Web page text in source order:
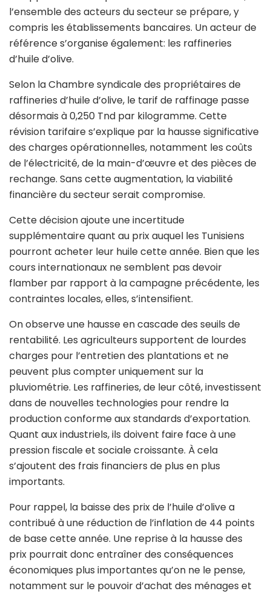
l’ensemble des acteurs du secteur se prépare, y
compris les établissements bancaires. Un acteur de
référence s’organise également: les raffineries
d’huile d’olive.
Selon la Chambre syndicale des propriétaires de
raffineries d’huile d’olive, le tarif de raffinage passe
désormais à 0,250 Tnd par kilogramme. Cette
révision tarifaire s’explique par la hausse significative
des charges opérationnelles, notamment les coûts
de l’électricité, de la main-d’œuvre et des pièces de
rechange. Sans cette augmentation, la viabilité
financière du secteur serait compromise.
Cette décision ajoute une incertitude
supplémentaire quant au prix auquel les Tunisiens
pourront acheter leur huile cette année. Bien que les
cours internationaux ne semblent pas devoir
flamber par rapport à la campagne précédente, les
contraintes locales, elles, s’intensifient.
On observe une hausse en cascade des seuils de
rentabilité. Les agriculteurs supportent de lourdes
charges pour l’entretien des plantations et ne
peuvent plus compter uniquement sur la
pluviométrie. Les raffineries, de leur côté, investissent
dans de nouvelles technologies pour rendre la
production conforme aux standards d’exportation.
Quant aux industriels, ils doivent faire face à une
pression fiscale et sociale croissante. À cela
s’ajoutent des frais financiers de plus en plus
importants.
Pour rappel, la baisse des prix de l’huile d’olive a
contribué à une réduction de l’inflation de 44 points
de base cette année. Une reprise à la hausse des
prix pourrait donc entraîner des conséquences
économiques plus importantes qu’on ne le pense,
notamment sur le pouvoir d’achat des ménages et